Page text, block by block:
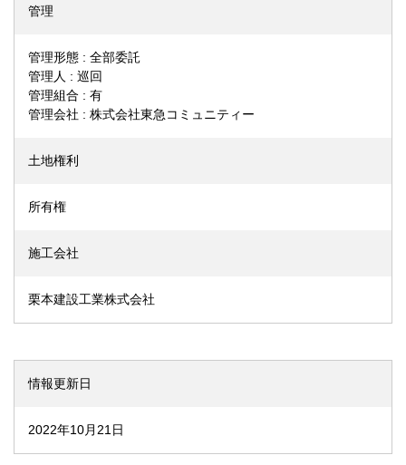
管理
管理形態 : 全部委託
管理人 : 巡回
管理組合 : 有
管理会社 : 株式会社東急コミュニティー
土地権利
所有権
施工会社
栗本建設工業株式会社
情報更新日
2022年10月21日